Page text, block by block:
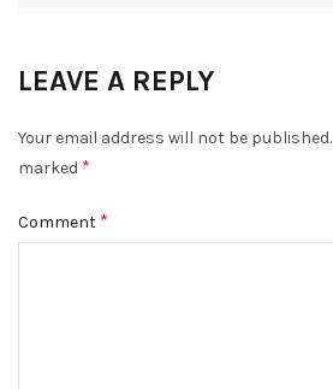
LEAVE A REPLY
Your email address will not be published.
marked *
Comment *